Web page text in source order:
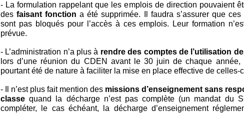
- La formulation rappelant que les emplois de direction pouvaient
desfaisant fonction a été supprimée. Il faudra s’assurer que
sont pas bloqués pour l’accès à ces emplois. Leur formation
prévue.
- L’administration n’a plus à rendre des comptes de l’utilisation
lors d’une réunion du CDEN avant le 30 juin de chaque
pourtant été de nature à faciliter la mise en place effective de celles-
- Il n’est plus fait mention des missions d’enseignement sans
classe quand la décharge n’est pas complète (un mandat du
compléter, le cas échéant, la décharge d’enseignement